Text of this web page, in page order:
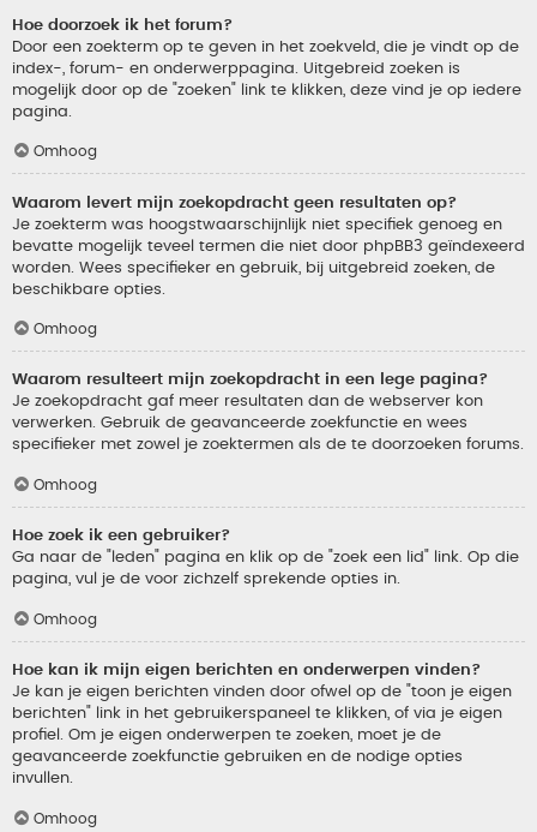
Hoe doorzoek ik het forum?
Door een zoekterm op te geven in het zoekveld, die je vindt op de
index-, forum- en onderwerppagina. Uitgebreid zoeken is
mogelijk door op de "zoeken" link te klikken, deze vind je op iedere
pagina.
Omhoog
Waarom levert mijn zoekopdracht geen resultaten op?
Je zoekterm was hoogstwaarschijnlijk niet specifiek genoeg en
bevatte mogelijk teveel termen die niet door phpBB3 geïndexeerd
worden. Wees specifieker en gebruik, bij uitgebreid zoeken, de
beschikbare opties.
Omhoog
Waarom resulteert mijn zoekopdracht in een lege pagina?
Je zoekopdracht gaf meer resultaten dan de webserver kon
verwerken. Gebruik de geavanceerde zoekfunctie en wees
specifieker met zowel je zoektermen als de te doorzoeken forums.
Omhoog
Hoe zoek ik een gebruiker?
Ga naar de "leden" pagina en klik op de "zoek een lid" link. Op die
pagina, vul je de voor zichzelf sprekende opties in.
Omhoog
Hoe kan ik mijn eigen berichten en onderwerpen vinden?
Je kan je eigen berichten vinden door ofwel op de "toon je eigen
berichten" link in het gebruikerspaneel te klikken, of via je eigen
profiel. Om je eigen onderwerpen te zoeken, moet je de
geavanceerde zoekfunctie gebruiken en de nodige opties
invullen.
Omhoog